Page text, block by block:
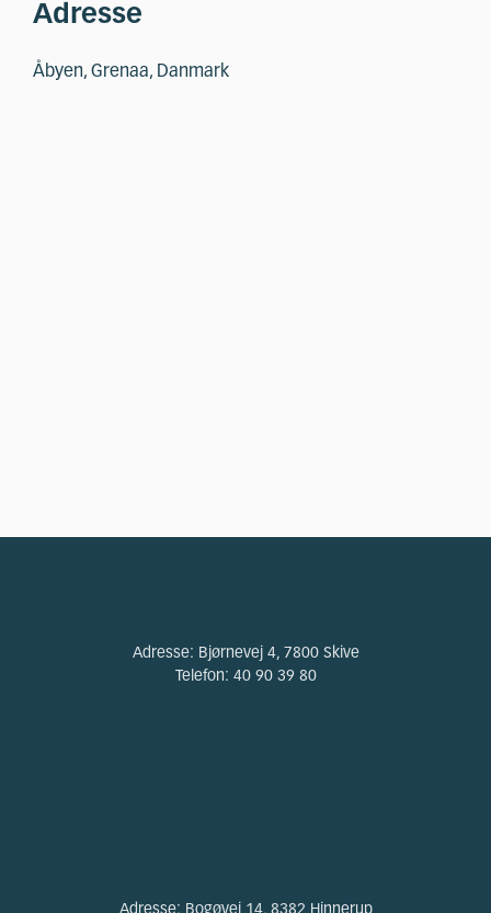
Adresse
Åbyen, Grenaa, Danmark
Adresse: Bjørnevej 4, 7800 Skive
Telefon: 40 90 39 80